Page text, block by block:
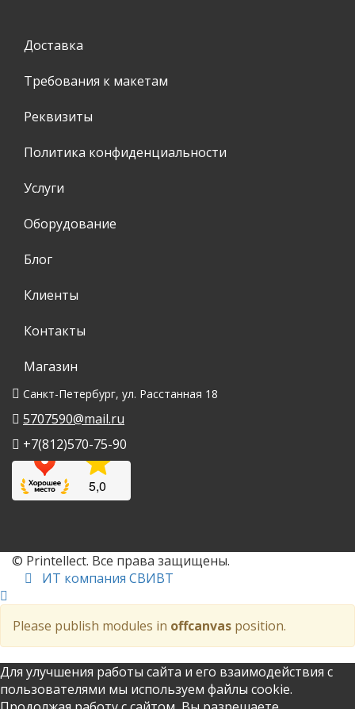
Доставка
Требования к макетам
Реквизиты
Политика конфиденциальности
Услуги
Оборудование
Блог
Клиенты
Контакты
Магазин
Санкт-Петербург, ул. Расстанная 18
5707590@mail.ru
+7(812)570-75-90
© Printellect. Все права защищены.
ИТ компания СВИВТ
Please publish modules in offcanvas position.
Для улучшения работы сайта и его взаимодействия с
пользователями мы используем файлы cookie.